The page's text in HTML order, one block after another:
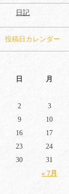
日記
投稿日カレンダー
日 月
« 7月
2
3
9
10
16
17
23
24
30
31